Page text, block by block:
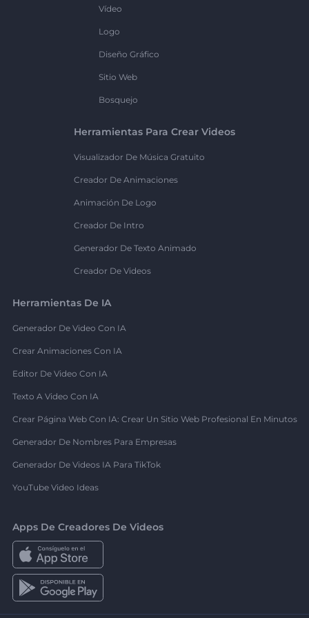
Vídeo
Logo
Diseño Gráfico
Sitio Web
Bosquejo
Herramientas Para Crear Videos
Visualizador De Música Gratuito
Creador De Animaciones
Animación De Logo
Creador De Intro
Generador De Texto Animado
Creador De Videos
Herramientas De IA
Generador De Video Con IA
Crear Animaciones Con IA
Editor De Video Con IA
Texto A Video Con IA
Crear Página Web Con IA: Crear Un Sitio Web Profesional En Minutos
Generador De Nombres Para Empresas
Generador De Videos IA Para TikTok
YouTube Video Ideas
Apps De Creadores De Videos